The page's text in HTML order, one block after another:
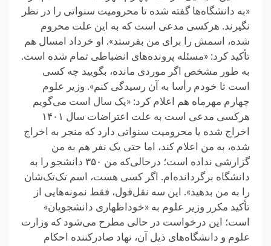
«به دانشگاه‌ها گفته شده تا محرومیت سنواتی را در نظر
نگیرند. هرکسی مدعی است که به این علت محروم
شده، اسمش را برای من بفرستد». او خرداد امسال هم
تأکید کرد: «مسئله پرونده‌های انضباطی تمام شده است.
به‌ طور مشخص اگر موردی مانده، بگویید چه کسی
است تا خودم رأسا به آن رسیدگی کنم». وزیر علوم
چهارم مهرماه هم اعلام کرد: «یک سال است می‌گویم‌
هر‌کسی مدعی است به علت اعتراضات سال ۱۴۰۱
اخراج شده یا محرومیت سنواتی دارد که منجر به اخراج
شده، به من اعلام کند، اما حتی یک نفر هم به من
گزارشی نداده است؛ در‌حالی‌که من ۳۵۰ دانشجو را به
دانشگاه برگردانده‌ام. اگر کسی هست، اسم تک‌تک‌شان
را به من بدهید». این سه نقل‌قول، فقط نمونه‌هایی از
تأکید مکرر وزیر علوم به «خوداظهاری دانشجویان»
است؛ این درخواست در حالی مطرح می‌شود که وزارت
علوم و دانشگاه‌های ذیل آن، نهاد صادرکننده احکام